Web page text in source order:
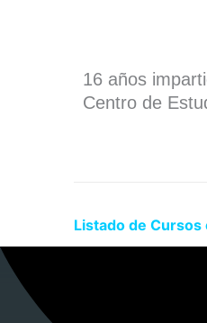
16 años
Centro de
Listado de